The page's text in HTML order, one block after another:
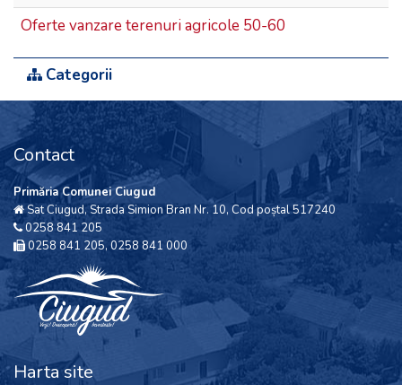
Oferte vanzare terenuri agricole 50-60
Categorii
Contact
Primăria Comunei Ciugud
Sat Ciugud, Strada Simion Bran Nr. 10, Cod poștal 517240
0258 841 205
0258 841 205, 0258 841 000
Harta site